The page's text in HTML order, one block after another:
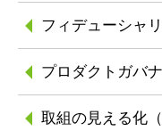
フィデューシャ
プロダクトガバ
取組の見える化